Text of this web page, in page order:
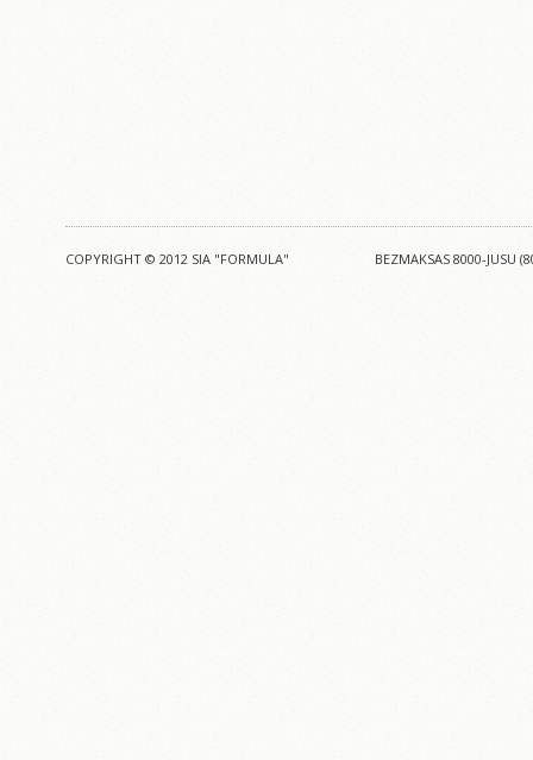
COPYRIGHT © 2012 SIA "FORMULA" BEZMAKSAS 8000-JUSU